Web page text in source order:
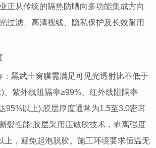
正从传统的隔热防晒向多功能集成方向
过滤、高清视线、隐私保护及长效耐用
武士窗膜需满足可见光透射比不低于
、紫外线阻隔率≥99%、红外线阻隔率
95%以上);膜层厚度通常为1.5至3.0密耳
裂性能;胶层采用压敏胶技术，剥离强度
上，避免起泡脱胶。施工环境要求恒温无